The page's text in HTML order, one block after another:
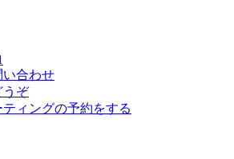
い合わせ
うぞ
ィングの予約をする